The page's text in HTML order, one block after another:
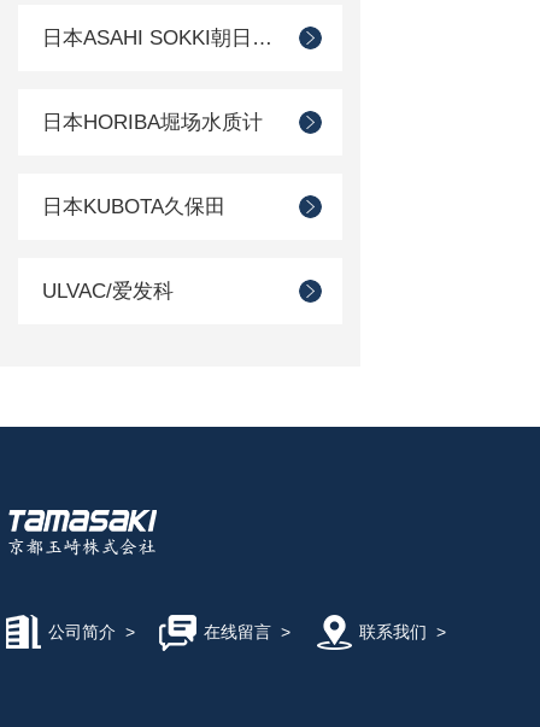
日本ASAHI SOKKI朝日测器
日本HORIBA堀场水质计
日本KUBOTA久保田
ULVAC/爱发科
公司简介 > 在线留言> 联系我们 >